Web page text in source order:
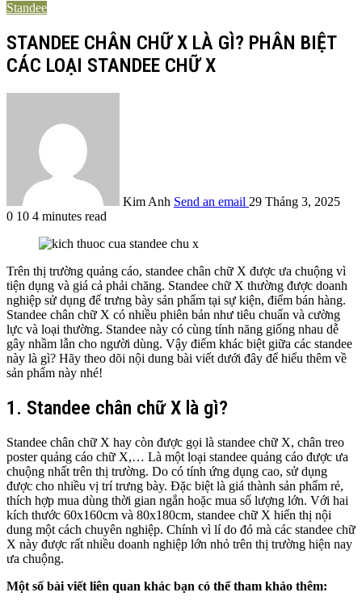
Standee
STANDEE CHÂN CHỮ X LÀ GÌ? PHÂN BIỆT
CÁC LOẠI STANDEE CHỮ X
Kim Anh Send an email 29 Tháng 3, 2025
0 10 4 minutes read
Trên thị trường quảng cáo, standee chân chữ X được ưa chuộng vì
tiện dụng và giá cả phải chăng. Standee chữ X thường được doanh
nghiệp sử dụng để trưng bày sản phẩm tại sự kiện, điểm bán hàng.
Standee chân chữ X có nhiều phiên bản như tiêu chuẩn và cường
lực và loại thường. Standee này có cùng tính năng giống nhau dễ
gây nhầm lẫn cho người dùng. Vậy điểm khác biệt giữa các standee
này là gì? Hãy theo dõi nội dung bài viết dưới đây để hiểu thêm về
sản phẩm này nhé!
1. Standee chân chữ X là gì?
Standee chân chữ X hay còn được gọi là standee chữ X, chân treo
poster quảng cáo chữ X,… Là một loại standee quảng cáo được ưa
chuộng nhất trên thị trường. Do có tính ứng dụng cao, sử dụng
được cho nhiều vị trí trưng bày. Đặc biệt là giá thành sản phẩm rẻ,
thích hợp mua dùng thời gian ngắn hoặc mua số lượng lớn. Với hai
kích thước 60x160cm và 80x180cm, standee chữ X hiển thị nội
dung một cách chuyên nghiệp. Chính vì lí do đó mà các standee chữ
X này được rất nhiều doanh nghiệp lớn nhỏ trên thị trường hiện nay
ưa chuộng.
Một số bài viết liên quan khác bạn có thể tham khảo thêm: